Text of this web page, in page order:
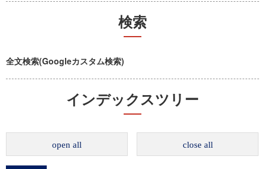
検索
全文検索(Googleカスタム検索)
インデックスツリー
open all close all